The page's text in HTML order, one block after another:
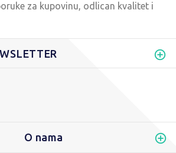
za kupovinu, odlican kvalitet i
O nama